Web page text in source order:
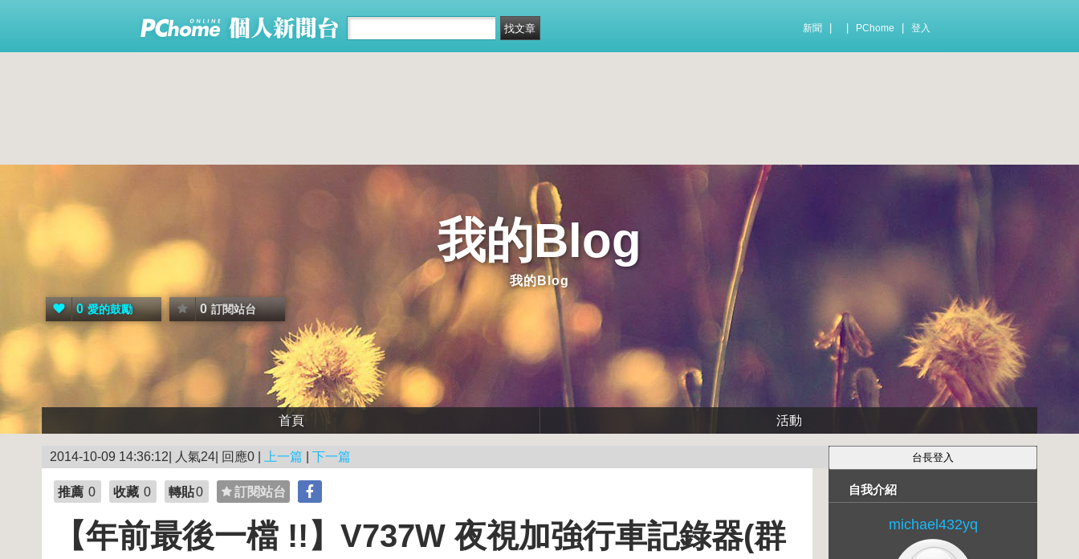
新聞 PChome 登入
我的Blog
我的Blog
0 愛的鼓勵 0 訂閱站台
首頁 活動
2014-10-09 14:36:12| 人氣24| 回應0 | 上一篇 下一篇
推薦 0 收藏 0 轉貼0 訂閱站台
【年前最後一檔 !!】V737W 夜視加強行車記錄器(群
自我介紹
michael432yq